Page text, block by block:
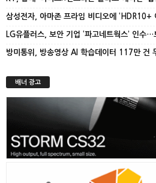
삼성전자, 아마존 프라임 비디오에 ‘HDR10+
LG유플러스, 보안 기업 ‘파고네트웍스’ 인수
방미통위, 방송영상 AI 학습데이터 117만 건
배너 광고